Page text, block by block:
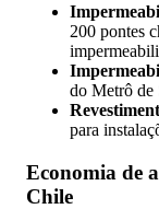
200 pontes
do Metrô de
para
Economia de
Chile